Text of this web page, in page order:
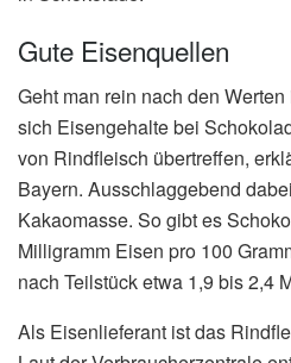
Gute Eisenquellen
Geht man rein nach den
sich Eisengehalte bei
von Rindfleisch übertreffen,
Bayern. Ausschlaggebend
Kakaomasse. So gibt es
Milligramm Eisen pro 100
nach Teilstück etwa 1,9 bis 2,4
Als Eisenlieferant ist das